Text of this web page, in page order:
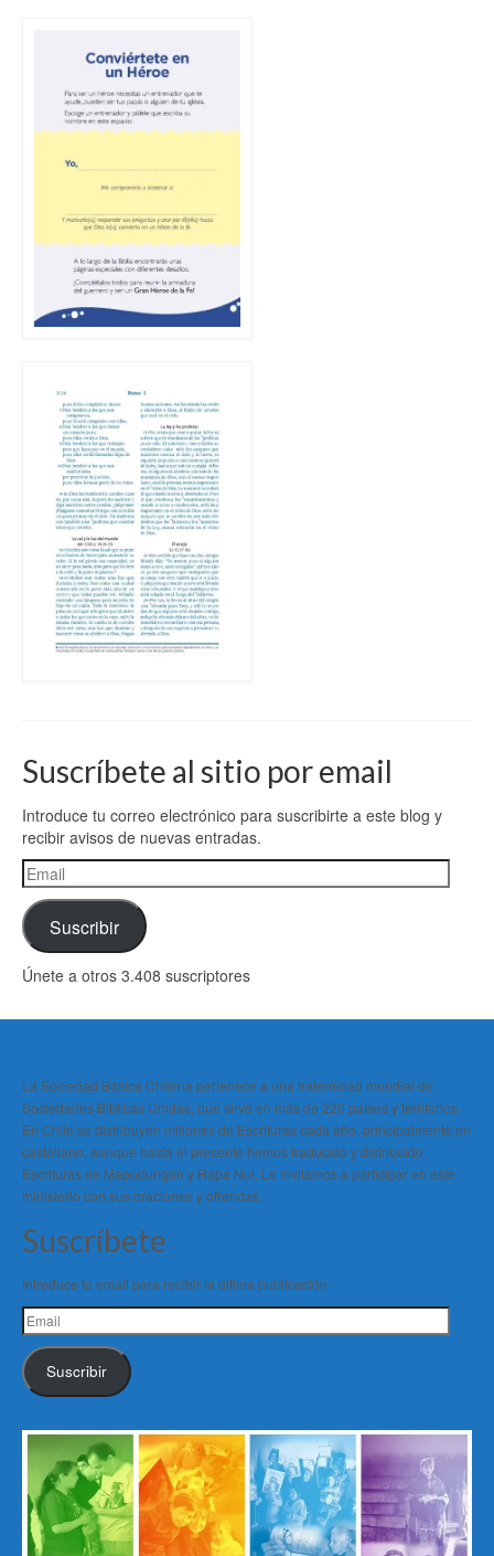
Suscríbete al sitio por email
Introduce tu correo electrónico para suscribirte a este blog y
recibir avisos de nuevas entradas.
Email
Suscribir
Únete a otros 3.408 suscriptores
La Sociedad Bíblica Chilena pertenece a una fraternidad mundial de
Sociedades Bíblicas Unidas, que sirve en más de 220 países y territorios.
En Chile se distribuyen millones de Escrituras cada año, principalmente en
castellano, aunque hasta el presente hemos traducido y distribuido
Escrituras en Mapudungún y Rapa Nui. Le invitamos a participar en este
ministerio con sus oraciones y ofrendas.
Suscríbete
Introduce tu email para recibir la última publicación
Email
Suscribir